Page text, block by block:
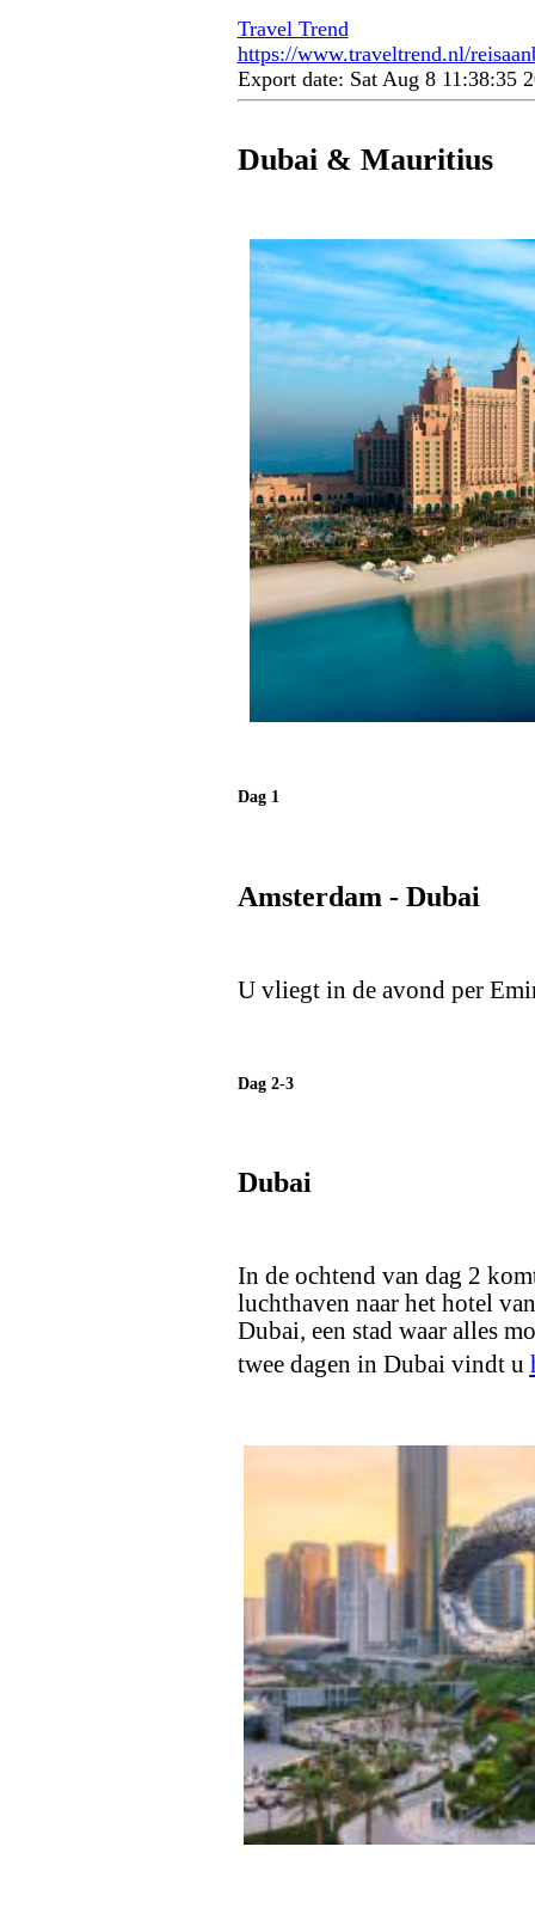
Travel Trend
https://www.traveltrend.nl/
Export date: Sat Aug 8 11:38:35
Dubai & Mauritius
Dag 1
Amsterdam - Dubai
U vliegt in de avond per
Dag 2-3
Dubai
In de ochtend van dag 2
luchthaven naar het hotel
Dubai, een stad waar alles
twee dagen in Dubai vindt u